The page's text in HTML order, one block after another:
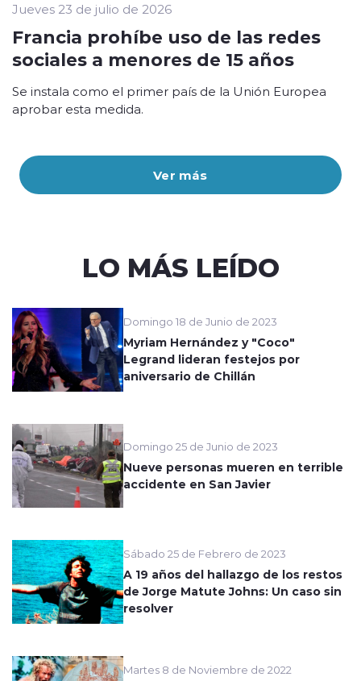
Ver más
Jueves 23 de julio de 2026
Francia prohíbe uso de las redes
sociales a menores de 15 años
Se instala como el primer país de la Unión Europea
aprobar esta medida.
LO MÁS LEÍDO
Domingo 18 de Junio de 2023
Myriam Hernández y "Coco"
Legrand lideran festejos por
aniversario de Chillán
Domingo 25 de Junio de 2023
Nueve personas mueren en terrible
accidente en San Javier
Sábado 25 de Febrero de 2023
A 19 años del hallazgo de los restos
de Jorge Matute Johns: Un caso sin
resolver
Martes 8 de Noviembre de 2022